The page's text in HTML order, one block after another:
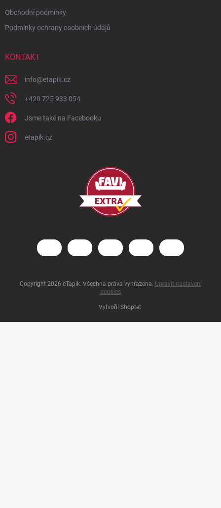
Obchodní podmínky
Podmínky ochrany osobních údajů
KONTAKT
info@etapik.cz
+420 725 933 054
Jsme také na Facebooku
etapik.cz
Vytvořil Shoptet
Copyright 2026 eTapik. Všechna práva vyhrazena. Upravit nastavení
cookies